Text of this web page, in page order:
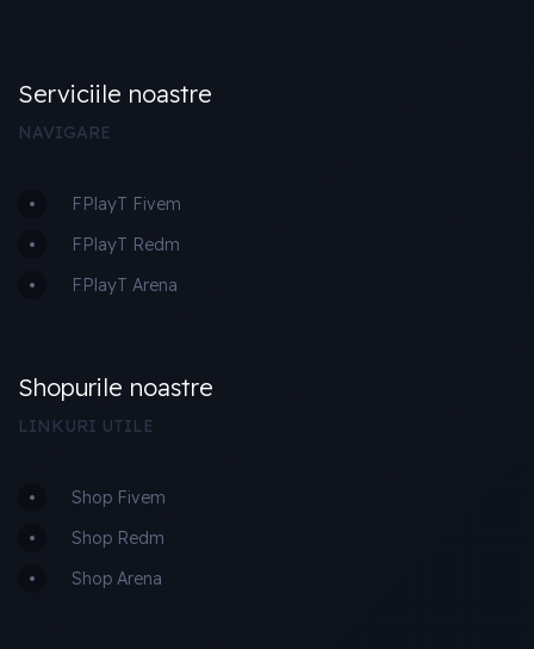
Serviciile noastre
NAVIGARE
FPlayT Fivem
FPlayT Redm
FPlayT Arena
Shopurile noastre
LINKURI UTILE
Shop Fivem
Shop Redm
Shop Arena